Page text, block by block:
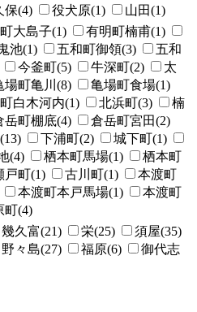
保(4) 役犬原(1) 山田(1)
大島子(1)
有明町楠甫(1)
池(1) 五和町御領(3)
五和
今釜町(5) 牛深町(2)
太
場町亀川(8)
亀場町食場(1)
白木河内(1) 北浜町(3)
楠
岳町棚底(4)
倉岳町宮田(2)
下浦町(2)
城下町(1)
(4) 栖本町馬場(1)
栖本町
戸町(1) 古川町(1)
本渡町
本渡町本戸馬場(1)
本渡町
町(4)
幾久富(21) 栄(25)
須屋(35)
野々島(27) 福原(6)
御代志